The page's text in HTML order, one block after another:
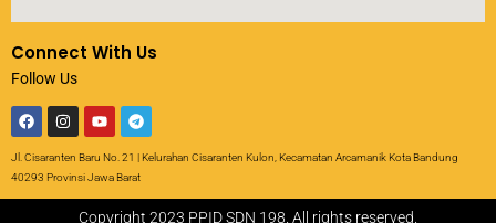
Connect With Us
Follow Us
Jl. Cisaranten Baru No. 21 | Kelurahan Cisaranten Kulon, Kecamatan Arcamanik Kota Bandung
40293 Provinsi Jawa Barat
Copyright 2023 PPID SDN 198. All rights reserved.